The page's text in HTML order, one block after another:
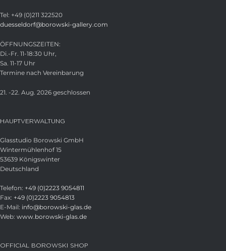
Tel: +49 (0)211 322520
duesseldorf@borowski-gallery.com
ÖFFNUNGSZEITEN:
Di.-Fr. 11-18:30 Uhr,
Sa. 11-17 Uhr
Termine nach Vereinbarung
21. -22. Aug. 2026 geschlossen
HAUPTVERWALTUNG
Glasstudio Borowski GmbH
Wintermühlenhof 15
53639 Königswinter
Deutschland
Telefon: +49 (0)2223 9054811
Fax: +49 (0)2223 9054813
E-Mail: info@borowski-glas.de
Web: www.borowski-glas.de
OFFICIAL BOROWSKI SHOP